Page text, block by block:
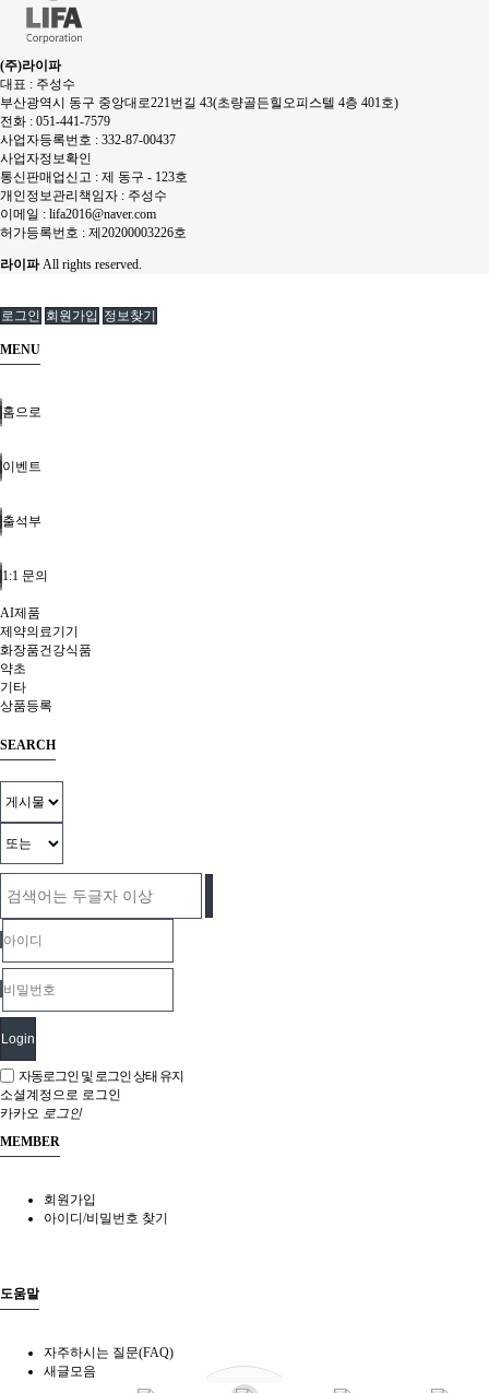
(주)라이파
대표 : 주성수
부산광역시 동구 중앙대로221번길 43(초량골든힐오피스텔 4층 401호)
전화 : 051-441-7579
사업자등록번호 : 332-87-00437
사업자정보확인
통신판매업신고 : 제 동구 - 123호
개인정보관리책임자 : 주성수
이메일 : lifa2016@naver.com
허가등록번호 : 제20200003226호
라이파All rights reserved.
로그인 회원가입 정보찾기
MENU
홈으로
이벤트
출석부
1:1 문의
AI제품
제약의료기기
화장품건강식품
약초
기타
상품등록
SEARCH
Login
자동로그인 및 로그인 상태 유지
소셜계정으로 로그인
카카오 로그인
MEMBER
회원가입
아이디/비밀번호 찾기
도움말
자주하시는 질문(FAQ)
새글모음